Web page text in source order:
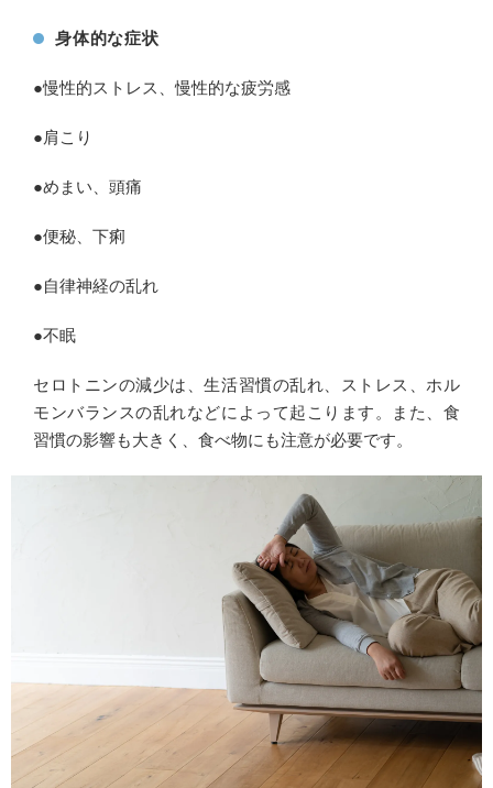
身体的な症状
●慢性的ストレス、慢性的な疲労感
●肩こり
●めまい、頭痛
●便秘、下痢
●自律神経の乱れ
●不眠
セロトニンの減少は、生活習慣の乱れ、ストレス、ホル
モンバランスの乱れなどによって起こります。また、食
習慣の影響も大きく、食べ物にも注意が必要です。